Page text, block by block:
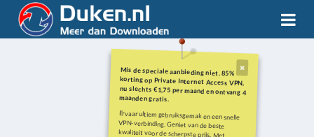
Mis de speciale aanbieding niet. 85%
korting op Private Internet Access VPN,
nu slechts €1,75 per maand en ontvang 4
maanden gratis.
Ervaar ultiem gebruiksgemak en een snelle
VPN-verbinding. Geniet van de beste
kwaliteit voor de scherpste prijs. Met
Private Internet Access kun je moeiteloos
torrents, Usenet en Netflix gebruiken! En
geld-terug-garantie van 30 dagen, dus je